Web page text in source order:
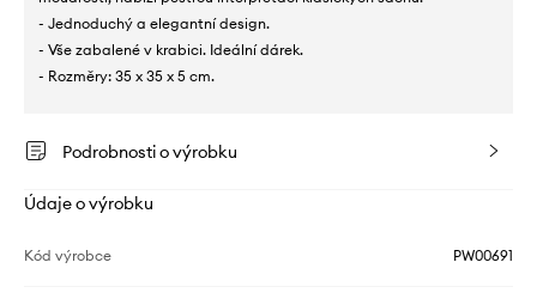
- Jednoduchý a elegantní design.
- Vše zabalené v krabici. Ideální dárek.
- Rozměry: 35 x 35 x 5 cm.
Podrobnosti o výrobku
Údaje o výrobku
Kód výrobce PW00691